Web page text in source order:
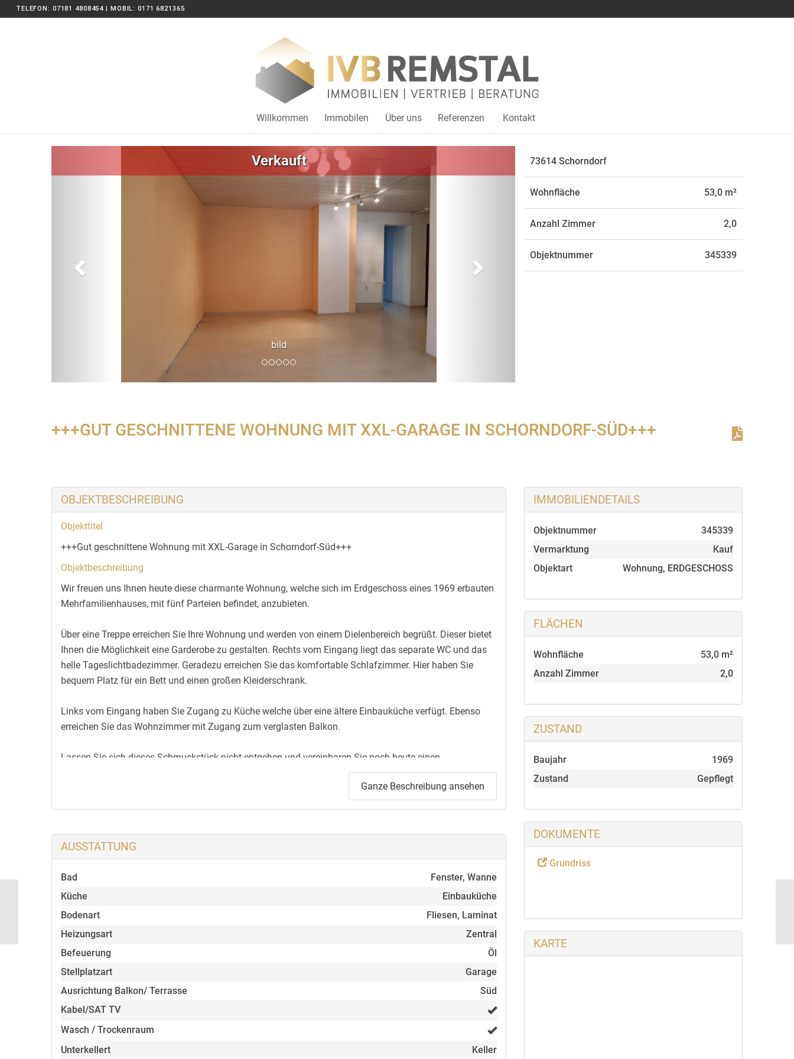
TELEFON: 07181 4808454 | MOBIL: 0171 6821365
Willkommen Immobilen Über uns Referenzen Kontakt
Verkauft 73614 Schorndorf
Wohnfläche 53,0 m²
Anzahl Zimmer 2,0
Objektnummer 345339
+++GUT GESCHNITTENE WOHNUNG MIT XXL-GARAGE IN SCHORNDORF-SÜD+++
OBJEKTBESCHREIBUNG
Objekttitel
+++Gut geschnittene Wohnung mit XXL-Garage in Schorndorf-Süd+++
Objektbeschreibung
Wir freuen uns Ihnen heute diese charmante Wohnung, welche sich im Erdgeschoss eines 1969 erbauten
Mehrfamilienhauses, mit fünf Parteien befindet, anzubieten.
Über eine Treppe erreichen Sie Ihre Wohnung und werden von einem Dielenbereich begrüßt. Dieser bietet
Ihnen die Möglichkeit eine Garderobe zu gestalten. Rechts vom Eingang liegt das separate WC und das
helle Tageslichtbadezimmer. Geradezu erreichen Sie das komfortable Schlafzimmer. Hier haben Sie
bequem Platz für ein Bett und einen großen Kleiderschrank.
Links vom Eingang haben Sie Zugang zu Küche welche über eine ältere Einbauküche verfügt. Ebenso
erreichen Sie das Wohnzimmer mit Zugang zum verglasten Balkon.
Lassen Sie sich dieses Schmuckstück nicht entgehen und vereinbaren Sie noch heute einen
Tageslichtbadezimmer mit Badewanne, Waschtisch und Handtuchheizung
Weiße Kunststofffenster mit Rollläden
Wasch- Trockenraum, Wäschespinne zur gemeinschaftlichen Nutzung
Kabelanschluss
Garage in Überlänge mit elektrischem Torantrieb und Heizung 3 m x 6 m für 20.000,00 Euro ist nicht im
Kaufpreis enthalten
Ganze Beschreibung ansehen
AUSSTATTUNG
Bad
Fenster, Wanne
Küche
Einbauküche
Bodenart
Fliesen, Laminat
Heizungsart
Zentral
Befeuerung
Öl
Stellplatzart
Garage
Ausrichtung Balkon/ Terrasse
Süd
Kabel/SAT TV
Wasch / Trockenraum
Unterkellert
Keller
IMMOBILIENDETAILS
Objektnummer
345339
Vermarktung
Kauf
Objektart
Wohnung, ERDGESCHOSS
FLÄCHEN
Wohnfläche
53,0 m²
Anzahl Zimmer
2,0
ZUSTAND
Baujahr
1969
Zustand
Gepflegt
DOKUMENTE
Grundriss
KARTE
Modernisiertes
Garten, Doppelgarage,